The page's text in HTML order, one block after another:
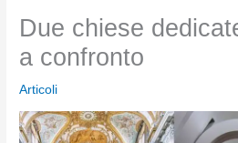
Due chiese
a confronto
Articoli